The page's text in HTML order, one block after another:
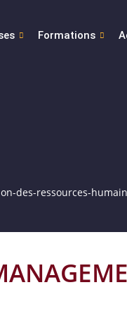
Formations
des-ressources-